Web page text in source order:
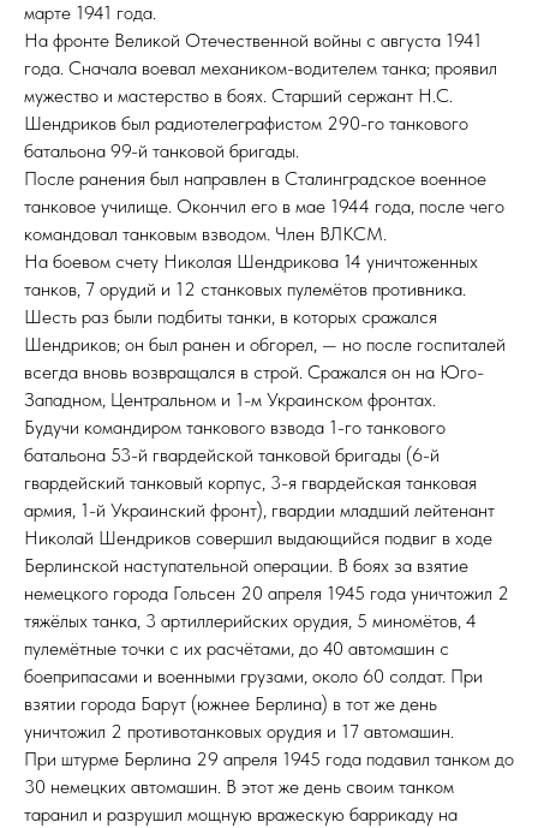
марте 1941 года.
На фронте Великой Отечественной войны с августа 1941
года. Сначала воевал механиком-водителем танка; проявил
мужество и мастерство в боях. Старший сержант Н.С.
Шендриков был радиотелеграфистом 290-го танкового
батальона 99-й танковой бригады.
После ранения был направлен в Сталинградское военное
танковое училище. Окончил его в мае 1944 года, после чего
командовал танковым взводом. Член ВЛКСМ.
На боевом счету Николая Шендрикова 14 уничтоженных
танков, 7 орудий и 12 станковых пулемётов противника.
Шесть раз были подбиты танки, в которых сражался
Шендриков; он был ранен и обгорел, — но после госпиталей
всегда вновь возвращался в строй. Сражался он на Юго-
Западном, Центральном и 1-м Украинском фронтах.
Будучи командиром танкового взвода 1-го танкового
батальона 53-й гвардейской танковой бригады (6-й
гвардейский танковый корпус, 3-я гвардейская танковая
армия, 1-й Украинский фронт), гвардии младший лейтенант
Николай Шендриков совершил выдающийся подвиг в ходе
Берлинской наступательной операции. В боях за взятие
немецкого города Гольсен 20 апреля 1945 года уничтожил 2
тяжёлых танка, 3 артиллерийских орудия, 5 миномётов, 4
пулемётные точки с их расчётами, до 40 автомашин с
боеприпасами и военными грузами, около 60 солдат. При
взятии города Барут (южнее Берлина) в тот же день
уничтожил 2 противотанковых орудия и 17 автомашин.
При штурме Берлина 29 апреля 1945 года подавил танком до
30 немецких автомашин. В этот же день своим танком
таранил и разрушил мощную вражескую баррикаду на